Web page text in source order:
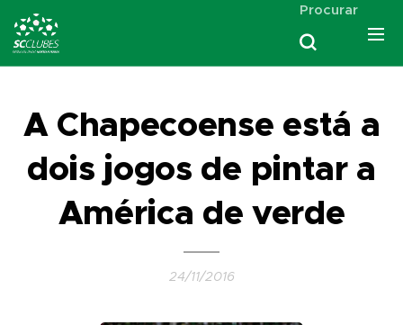
Procurar
A Chapecoense está a
dois jogos de pintar a
América de verde
24/11/2016